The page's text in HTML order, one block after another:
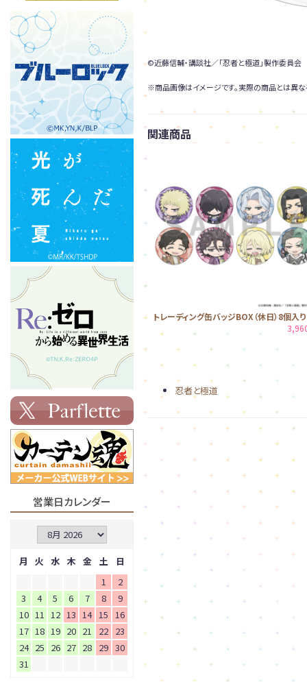
©近藤信輔・講談社／「忍者と極道」製作委員会
※商品画像はイメージです。実際の商品とは異な
関連商品
トレーディング缶バッジBOX（休日）8個入り
忍者と極道
営業日カレンダー
月 火 水 木 金 土
日
1
2
3
4 5 6 7 8
9
10 11 12 13 14 15
16
17 18 19 20 21 22 23
24 25 26 27 28 29 30
31